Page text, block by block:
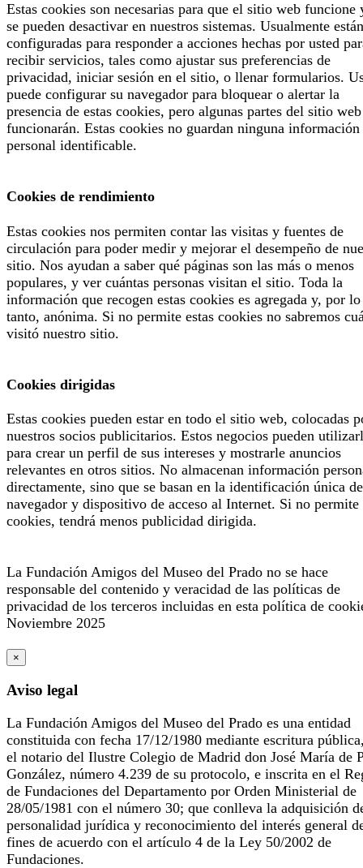
Estas cookies son necesarias para que el sitio web funcione
se pueden desactivar en nuestros sistemas. Usualmente están
configuradas para responder a acciones hechas por usted
recibir servicios, tales como ajustar sus preferencias de
privacidad, iniciar sesión en el sitio, o llenar formularios.
puede configurar su navegador para bloquear o alertar la
presencia de estas cookies, pero algunas partes del sitio
funcionarán. Estas cookies no guardan ninguna información
personal identificable.
Cookies de rendimiento
Estas cookies nos permiten contar las visitas y fuentes de
circulación para poder medir y mejorar el desempeño de
sitio. Nos ayudan a saber qué páginas son las más o menos
populares, y ver cuántas personas visitan el sitio. Toda la
información que recogen estas cookies es agregada y, por lo
tanto, anónima. Si no permite estas cookies no sabremos
visitó nuestro sitio.
Cookies dirigidas
Estas cookies pueden estar en todo el sitio web, colocadas
nuestros socios publicitarios. Estos negocios pueden
para crear un perfil de sus intereses y mostrarle anuncios
relevantes en otros sitios. No almacenan información
directamente, sino que se basan en la identificación única
navegador y dispositivo de acceso al Internet. Si no permite
cookies, tendrá menos publicidad dirigida.
La Fundación Amigos del Museo del Prado no se hace
responsable del contenido y veracidad de las políticas de
privacidad de los terceros incluidas en esta política de
Noviembre 2025
×
Aviso legal
La Fundación Amigos del Museo del Prado es una entidad
constituida con fecha 17/12/1980 mediante escritura
el notario del Ilustre Colegio de Madrid don José María de
González, número 4.239 de su protocolo, e inscrita en el
de Fundaciones del Departamento por Orden Ministerial de
28/05/1981 con el número 30; que conlleva la adquisición
personalidad jurídica y reconocimiento del interés general
fines de acuerdo con el artículo 4 de la Ley 50/2002 de
Fundaciones.